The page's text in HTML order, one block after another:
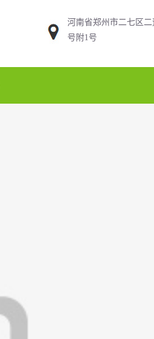
河南省郑州市二七区二
号附1号